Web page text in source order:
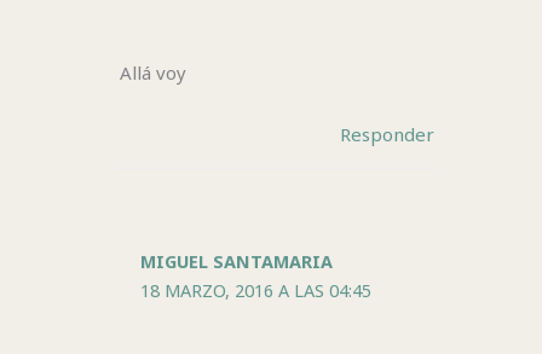
Allá voy
Responder
MIGUEL SANTAMARIA
18 MARZO, 2016 A LAS 04:45